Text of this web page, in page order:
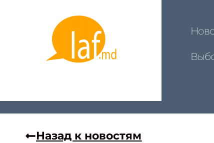
Назад к новостям